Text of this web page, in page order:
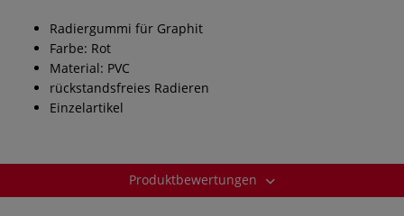
Radiergummi für Graphit
Farbe: Rot
Material: PVC
rückstandsfreies Radieren
Einzelartikel
Produktbewertungen